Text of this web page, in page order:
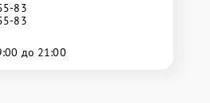
83
83
до 21:00